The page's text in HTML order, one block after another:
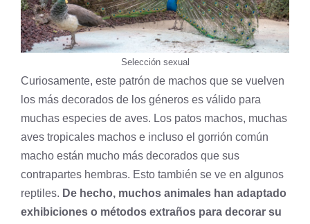
Selección sexual
Curiosamente, este patrón de machos que se vuelven
los más decorados de los géneros es válido para
muchas especies de aves. Los patos machos, muchas
aves tropicales machos e incluso el gorrión común
macho están mucho más decorados que sus
contrapartes hembras. Esto también se ve en algunos
reptiles. De hecho, muchos animales han adaptado
exhibiciones o métodos extraños para decorar su